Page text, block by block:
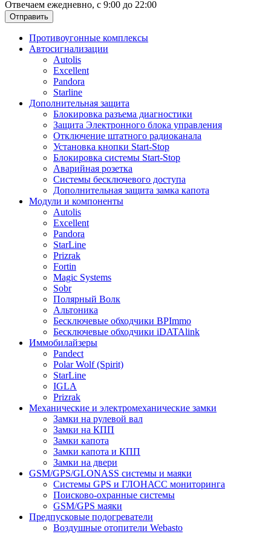
Отвечаем ежедневно, с 9:00 до 22:00
Отправить
Противоугонные комплексы
Автосигнализации
Autolis
Excellent
Pandora
Starline
Дополнительная защита
Блокировка разъема диагностики
Защита Электронного блока управления
Отключение штатного радиоканала
Установка кнопки Start-Stop
Блокировка системы Start-Stop
Аварийная розетка
Системы бесключевого доступа
Дополнительная защита замка капота
Модули и компоненты
Autolis
Excellent
Pandora
StarLine
Prizrak
Fortin
Magic Systems
Sobr
Полярный Волк
Альтоника
Бесключевые обходчики BPImmo
Бесключевые обходчики iDATAlink
Иммобилайзеры
Pandect
Polar Wolf (Spirit)
StarLine
IGLA
Prizrak
Механические и электромеханические замки
Замки на рулевой вал
Замки на КПП
Замки капота
Замки капота и КПП
Замки на двери
GSM/GPS/GLONASS системы и маяки
Системы GPS и ГЛОНАСС мониторинга
Поисково-охранные системы
GSM/GPS маяки
Предпусковые подогреватели
Воздушные отопители Webasto